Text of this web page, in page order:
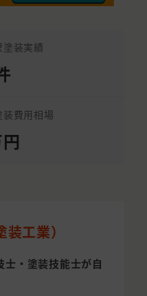
装実績
費用相場
工業）
士・塗装技能士が自